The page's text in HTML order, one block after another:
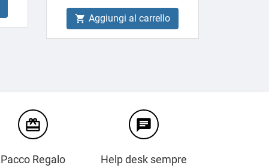
 Aggiungi al carrello
card_giftcard
Pacco Regalo
chat
Help desk sempre